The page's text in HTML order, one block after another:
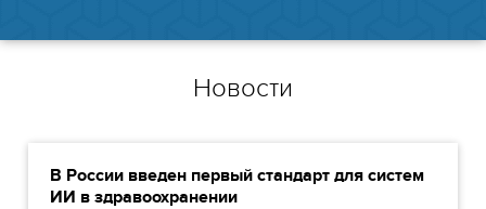
Новости
В России введен первый стандарт для систем
ИИ в здравоохранении